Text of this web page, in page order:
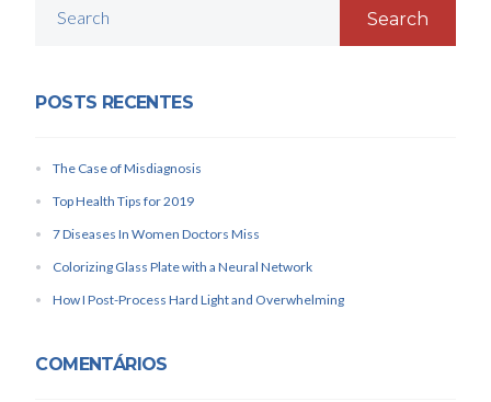
Search
POSTS RECENTES
The Case of Misdiagnosis
Top Health Tips for 2019
7 Diseases In Women Doctors Miss
Colorizing Glass Plate with a Neural Network
How I Post-Process Hard Light and Overwhelming
COMENTÁRIOS